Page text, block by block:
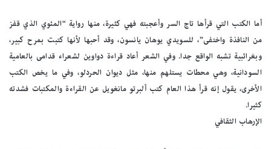
أما الكتب التي قرأها تاج السر وأعجبته فهي كثيرة، منها رواية “المئوي الذي قفز
من النافذة واختفى”، للسويدي يوهان يانسون، وقد أحبها لأنها كتبت بمرح كبير،
وبغرائبية تشبه الواقع جدا. وفي الشعر أعاد قراءة دواوين لشعراء قدامى بالعامية
السودانية، وهي محطات يستلهم منها، مثل ديوان الحردلو، وفي ما يخص الكتب
الأخرى، يقول إنه قرأ هذا العام كتب ألبرتو مانغويل عن القراءة والمكتبات فشدته
كثيرا.
الإرهاب الثقافي